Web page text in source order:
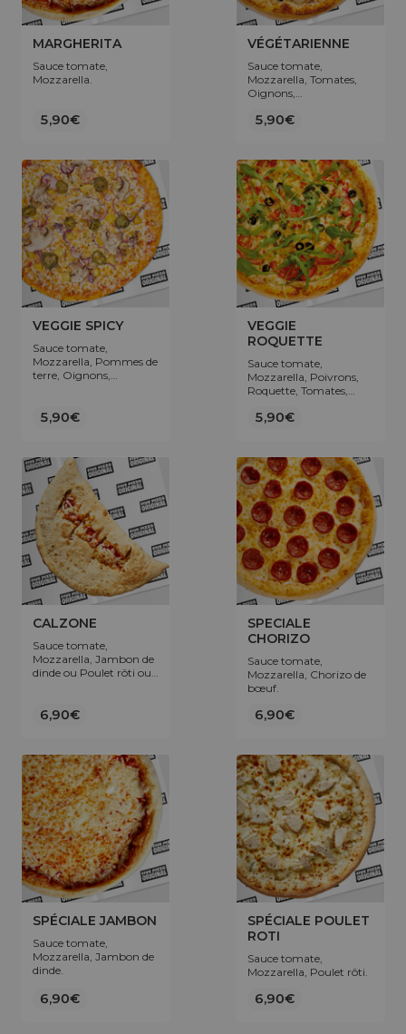
MARGHERITA
Sauce tomate,
Mozzarella.
5,90€
VÉGÉTARIENNE
Sauce tomate,
Mozzarella, Tomates,
Oignons,
Olives.
5,90€
VEGGIE SPICY
Sauce tomate,
Mozzarella, Pommes de
terre, Oignons,
5,90€
VEGGIE
ROQUETTE
Sauce tomate,
Mozzarella, Poivrons,
Roquette, Tomates,
5,90€
CALZONE
Sauce tomate,
Mozzarella, Jambon de
dinde ou Poulet rôti ou
6,90€
SPECIALE
CHORIZO
Sauce tomate,
Mozzarella, Chorizo de
bœuf.
6,90€
SPÉCIALE JAMBON
Sauce tomate,
Mozzarella, Jambon de
dinde.
6,90€
SPÉCIALE POULET
ROTI
Sauce tomate,
Mozzarella, Poulet rôti.
6,90€